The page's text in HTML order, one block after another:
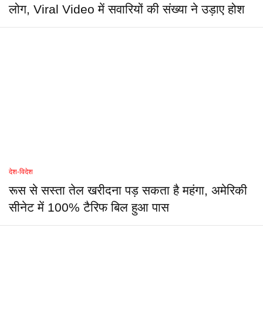
लोग, Viral Video में सवारियों की संख्या ने उड़ाए होश
देश-विदेश
रूस से सस्ता तेल खरीदना पड़ सकता है महंगा, अमेरिकी
सीनेट में 100% टैरिफ बिल हुआ पास